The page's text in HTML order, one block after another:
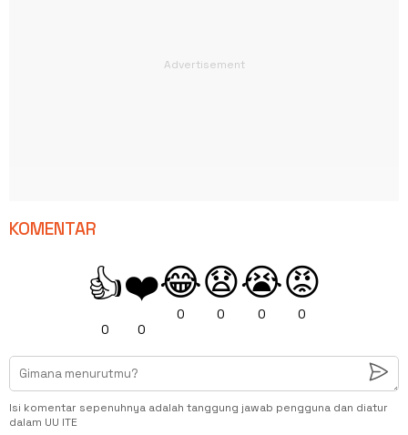
KOMENTAR
👍
0
❤️
0
😂
0
😧
0
😭
0
😡
0
Isi komentar sepenuhnya adalah tanggung jawab pengguna dan diatur
dalam UU ITE